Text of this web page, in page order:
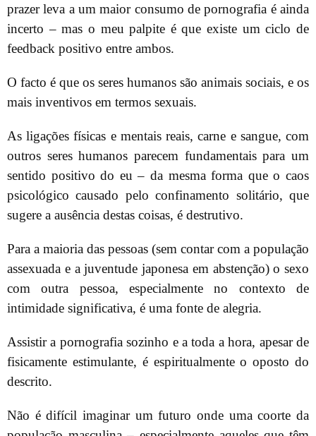
prazer leva a um maior consumo de pornografia é ainda
incerto – mas o meu palpite é que existe um ciclo de
feedback positivo entre ambos.
O facto é que os seres humanos são animais sociais, e os
mais inventivos em termos sexuais.
As ligações físicas e mentais reais, carne e sangue, com
outros seres humanos parecem fundamentais para um
sentido positivo do eu – da mesma forma que o caos
psicológico causado pelo confinamento solitário, que
sugere a ausência destas coisas, é destrutivo.
Para a maioria das pessoas (sem contar com a população
assexuada e a juventude japonesa em abstenção) o sexo
com outra pessoa, especialmente no contexto de
intimidade significativa, é uma fonte de alegria.
Assistir a pornografia sozinho e a toda a hora, apesar de
fisicamente estimulante, é espiritualmente o oposto do
descrito.
Não é difícil imaginar um futuro onde uma coorte da